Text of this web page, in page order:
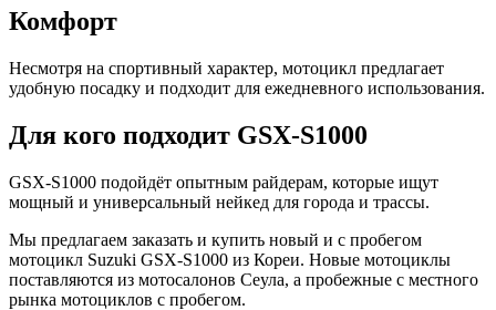
Комфорт
Несмотря на спортивный характер, мотоцикл предлагает
удобную посадку и подходит для ежедневного использования.
Для кого подходит GSX-S1000
GSX-S1000 подойдёт опытным райдерам, которые ищут
мощный и универсальный нейкед для города и трассы.
Мы предлагаем заказать и купить новый и с пробегом
мотоцикл Suzuki GSX-S1000 из Кореи. Новые мотоциклы
поставляются из мотосалонов Сеула, а пробежные с местного
рынка мотоциклов с пробегом.